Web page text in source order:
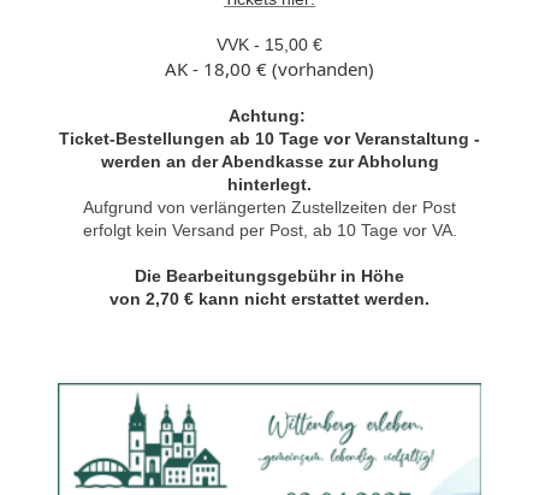
VVK - 15,00 €
AK - 18,00 € (vorhanden)
Achtung:
Ticket-Bestellungen ab 10 Tage vor Veranstaltung -
werden an der Abendkasse zur Abholung
hinterlegt.
Aufgrund von verlängerten Zustellzeiten der Post
erfolgt kein Versand per Post, ab 10 Tage vor VA.
Die Bearbeitungsgebühr in Höhe
von 2,70 € kann nicht erstattet werden.